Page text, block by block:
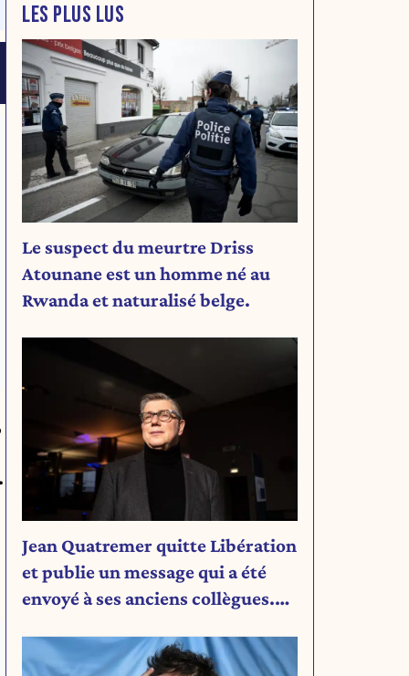
LES PLUS LUS
Le suspect du meurtre Driss
Atounane est un homme né au
Rwanda et naturalisé belge.
Jean Quatremer quitte Libération
et publie un message qui a été
envoyé à ses anciens collègues.